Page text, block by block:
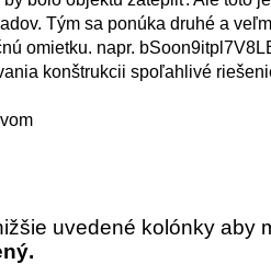
Tým sa ponúka druhé a
omietku. napr.
konštrukcii spoľahlivé
uvedené kolónky aby